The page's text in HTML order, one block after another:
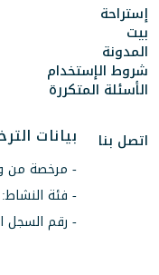
إستراحة
بيت
المدونة
شروط الإستخدام
الأسئلة المتكررة
اتصل بنا
بيانات
- مرخصة من
- فئة
- رقم السجل التجاري: